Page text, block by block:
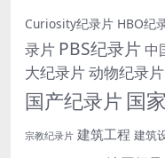
Curiosity纪录片 HBO纪
录片 PBS纪录片 中
大纪录片动物纪录片
国产纪录片 国
宗教纪录片 建筑工程 建筑